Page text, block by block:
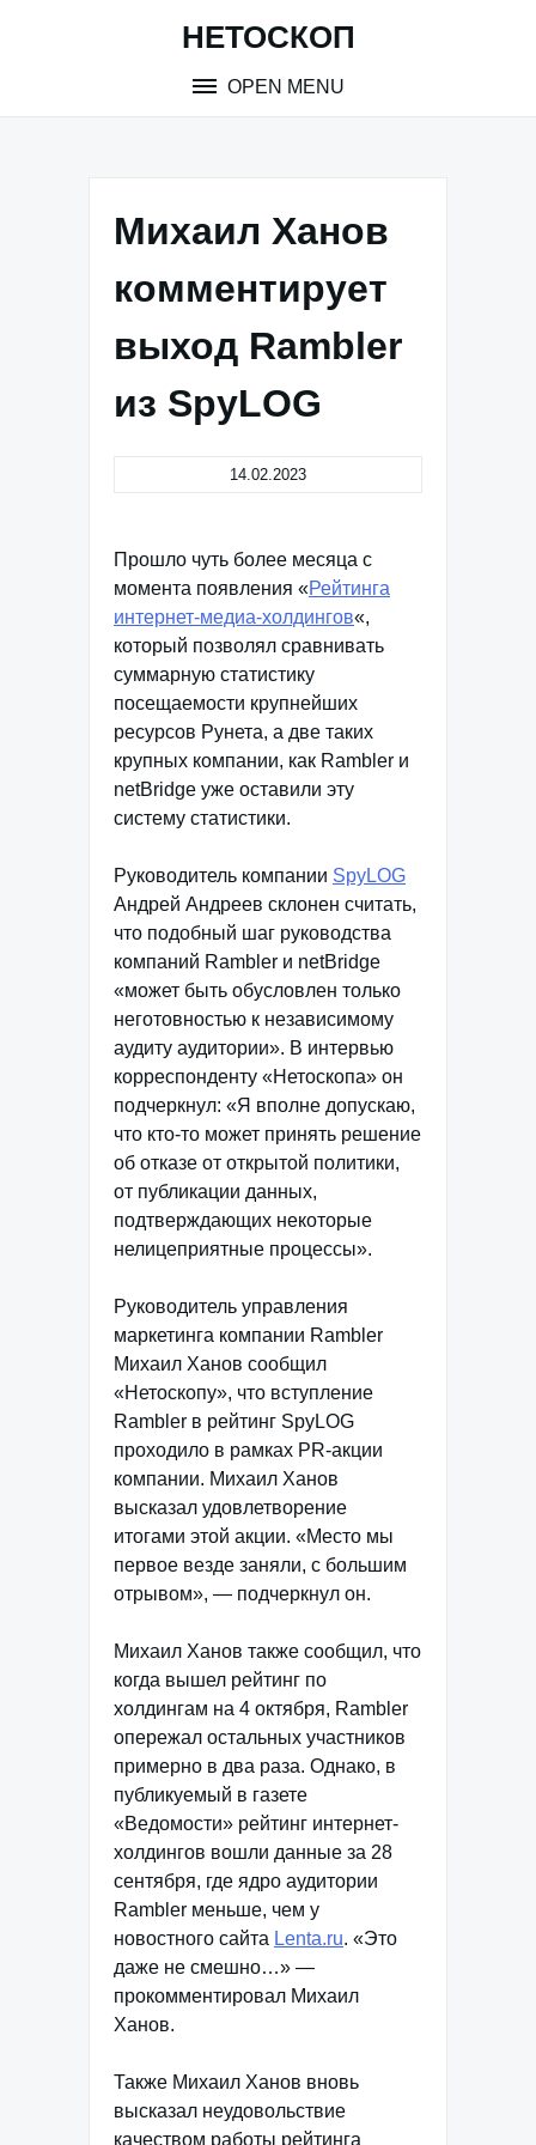
НЕТОСКОП
OPEN MENU
Михаил Ханов
комментирует
выход Rambler
из SpyLOG
14.02.2023
Прошло чуть более месяца с
момента появления «Рейтинга
интернет-медиа-холдингов«,
который позволял сравнивать
суммарную статистику
посещаемости крупнейших
ресурсов Рунета, а две таких
крупных компании, как Rambler и
netBridge уже оставили эту
систему статистики.
Руководитель компании SpyLOG
Андрей Андреев склонен считать,
что подобный шаг руководства
компаний Rambler и netBridge
«может быть обусловлен только
неготовностью к независимому
аудиту аудитории». В интервью
корреспонденту «Нетоскопа» он
подчеркнул: «Я вполне допускаю,
что кто-то может принять решение
об отказе от открытой политики,
от публикации данных,
подтверждающих некоторые
нелицеприятные процессы».
Руководитель управления
маркетинга компании Rambler
Михаил Ханов сообщил
«Нетоскопу», что вступление
Rambler в рейтинг SpyLOG
проходило в рамках PR-акции
компании. Михаил Ханов
высказал удовлетворение
итогами этой акции. «Место мы
первое везде заняли, с большим
отрывом», — подчеркнул он.
Михаил Ханов также сообщил, что
когда вышел рейтинг по
холдингам на 4 октября, Rambler
опережал остальных участников
примерно в два раза. Однако, в
публикуемый в газете
«Ведомости» рейтинг интернет-
холдингов вошли данные за 28
сентября, где ядро аудитории
Rambler меньше, чем у
новостного сайта Lenta.ru. «Это
даже не смешно…» —
прокомментировал Михаил
Ханов.
Также Михаил Ханов вновь
высказал неудовольствие
качеством работы рейтинга